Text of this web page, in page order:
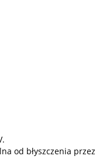
od błyszczenia przez